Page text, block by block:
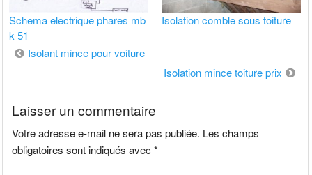
Schema electrique phares mb
k 51
Isolation comble sous toiture
Navigation
Isolant mince pour voiture
Isolation mince toiture prix
Laisser un commentaire
Votre adresse e-mail ne sera pas publiée. Les champs
obligatoires sont indiqués avec*